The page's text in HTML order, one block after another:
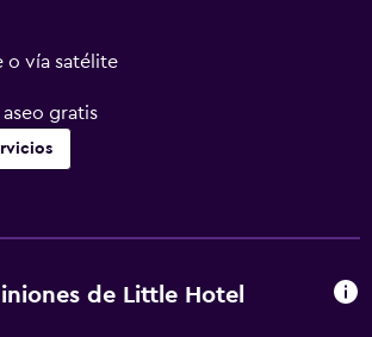
o vía satélite
gratis
de Little Hotel